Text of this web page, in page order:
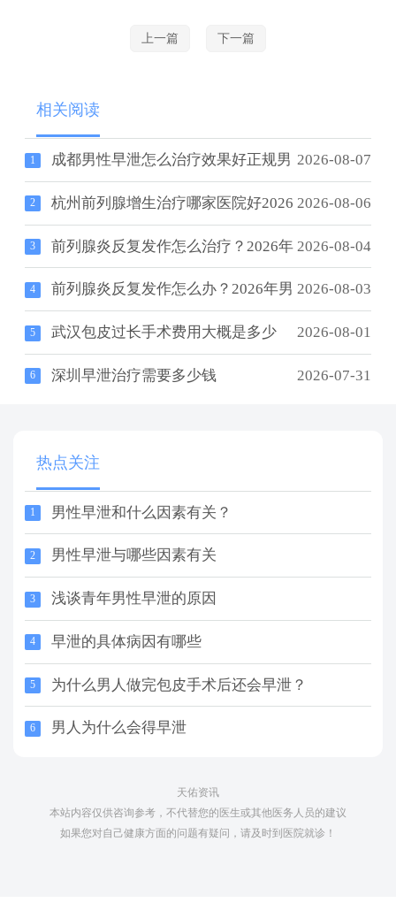
上一篇 下一篇
相关阅读
1 成都男性早泄怎么治疗效果好正规男 2026-08-07
2 杭州前列腺增生治疗哪家医院好2026 2026-08-06
3 前列腺炎反复发作怎么治疗？2026年 2026-08-04
4 前列腺炎反复发作怎么办？2026年男 2026-08-03
5 武汉包皮过长手术费用大概是多少 2026-08-01
6 深圳早泄治疗需要多少钱 2026-07-31
热点关注
1 男性早泄和什么因素有关？
2 男性早泄与哪些因素有关
3 浅谈青年男性早泄的原因
4 早泄的具体病因有哪些
5 为什么男人做完包皮手术后还会早泄？
6 男人为什么会得早泄
天佑资讯
本站内容仅供咨询参考，不代替您的医生或其他医务人员的建议
如果您对自己健康方面的问题有疑问，请及时到医院就诊！